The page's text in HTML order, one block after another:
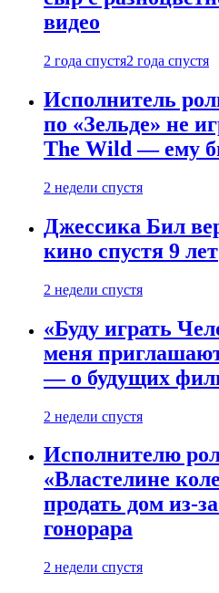
видео
2 года спустя2 года спустя
Исполнитель
по «Зельде» не
The Wild — ему
2 недели спустя
Джессика Бил
кино спустя 9 лет
2 недели спустя
«Буду играть
меня
— о будущих
2 недели спустя
Исполнителю
«Властелине
продать дом из-
гонорара
2 недели спустя